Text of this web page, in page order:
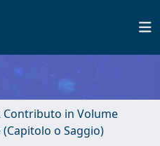
Contributo in Volume
o Saggio)